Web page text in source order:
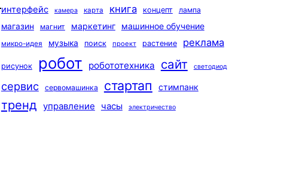
интерфейс камера карта книга концепт лампа
магазин магнит маркетинг машинное обучение
микро-идея музыка поиск проект растение реклама
рисунок робот робототехника сайт светодиод
сервис сервомашинка стартап стимпанк
тренд управление часы электричество